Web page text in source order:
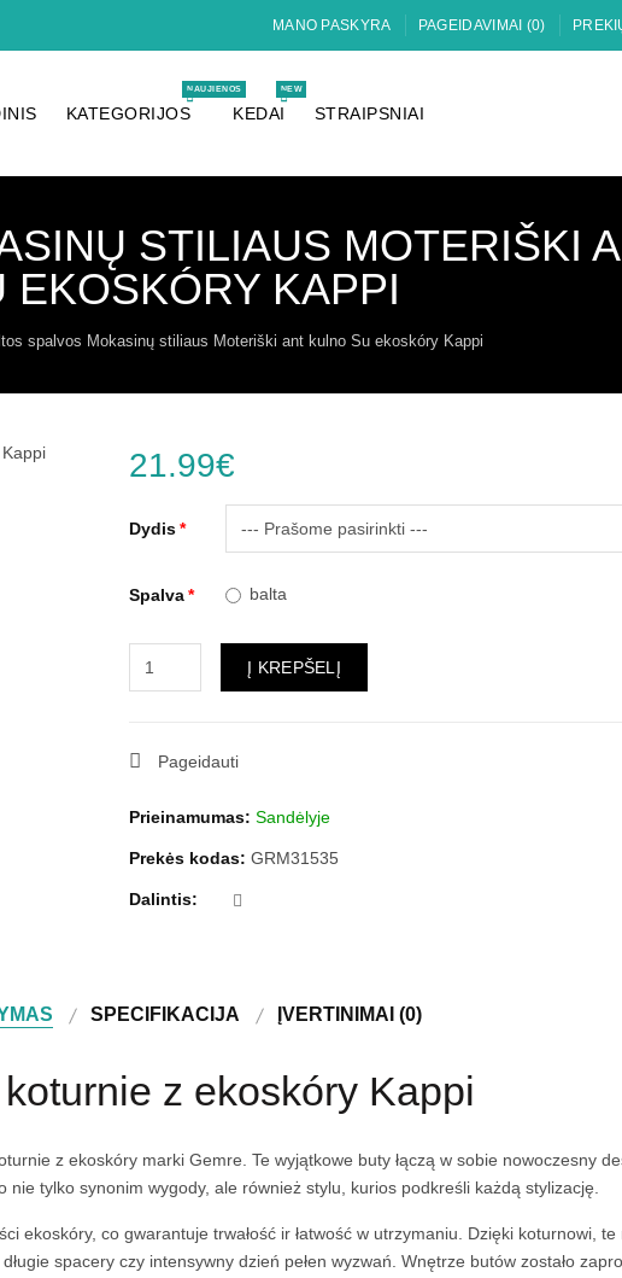
MANO PASKYRA PAGEIDAVIMAI (0)
KATEGORIJOS
NAUJIENOS
KEDAI
NEW
STRAIPSNIAI
STILIAUS MOTERIŠKI
EKOSKÓRY KAPPI
spalvos Mokasinų stiliaus Moteriški ant kulno Su ekoskóry Kappi
21.99€
Dydis
Spalva balta
Į KREPŠELĮ
Pageidauti
Prieinamumas: Sandėlyje
Prekės kodas: GRM31535
Dalintis:
SPECIFIKACIJA ĮVERTINIMAI (0)
z ekoskóry Kappi
z ekoskóry marki Gemre. Te wyjątkowe buty łączą w sobie nowoczesny
nie tylko synonim wygody, ale również stylu, kurios podkreśli każdą stylizację.
ekoskóry, co gwarantuje trwałość ir łatwość w utrzymaniu. Dzięki koturnowi,
spacery czy intensywny dzień pełen wyzwań. Wnętrze butów zostało